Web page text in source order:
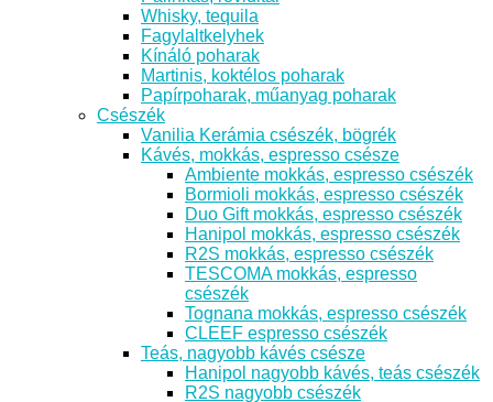
Whisky, tequila
Fagylaltkelyhek
Kínáló poharak
Martinis, koktélos poharak
Papírpoharak, műanyag poharak
Csészék
Vanilia Kerámia csészék, bögrék
Kávés, mokkás, espresso csésze
Ambiente mokkás, espresso csészék
Bormioli mokkás, espresso csészék
Duo Gift mokkás, espresso csészék
Hanipol mokkás, espresso csészék
R2S mokkás, espresso csészék
TESCOMA mokkás, espresso
csészék
Tognana mokkás, espresso csészék
CLEEF espresso csészék
Teás, nagyobb kávés csésze
Hanipol nagyobb kávés, teás csészék
R2S nagyobb csészék